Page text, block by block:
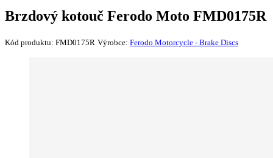
Brzdový kotouč Ferodo Moto FMD0175R
Kód produktu: FMD0175R Výrobce: Ferodo Motorcycle - Brake Discs